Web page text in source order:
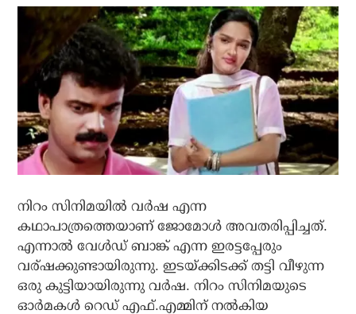
നിറം സിനിമയിൽ വർഷ എന്ന
കഥാപാത്രത്തെയാണ് ജോമോൾ അവതരിപ്പിച്ചത്.
എന്നാൽ വേൾഡ് ബാങ്ക് എന്ന ഇരട്ടപ്പേരും
വര്ഷക്കുണ്ടായിരുന്നു. ഇടയ്ക്കിടക്ക് തട്ടി വീഴുന്ന
ഒരു കുട്ടിയായിരുന്നു വർഷ. നിറം സിനിമയുടെ
ഓർമകൾ റെഡ് എഫ്.എമ്മിന് നൽകിയ